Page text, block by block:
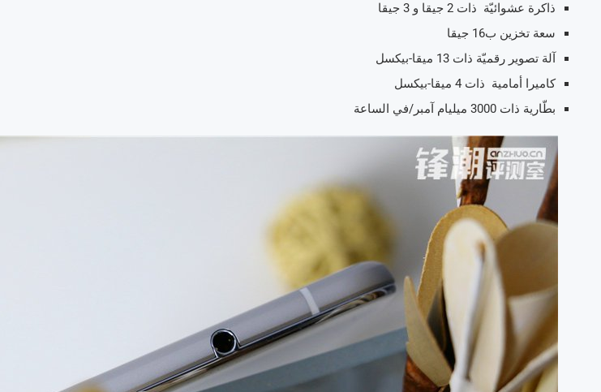
ذاكرة عشوائيّة ذات 2 جيقا و 3 جيقا
سعة تخزين ب16 جيقا
آلة تصوير رقميّة ذات 13 ميقا-بيكسل
كاميرا أمامية ذات 4 ميقا-بيكسل
بطّارية ذات 3000 ميليام آمبر/في الساعة